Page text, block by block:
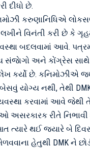
દીધો છે.
કરુણાનિધિએ
વિનંતી કરી છે કે
બદલવામાં આવે.
સંજાેગો અને કોંગ્રેસ
કર્યો છે. કનિમોઝીએ
યોગ્ય નથી, તેથી
કરવામાં આવે જેથી
અસરકારક રીતે
ત્યારે થઈ જ્યારે બે
હેતુથી DMK ને